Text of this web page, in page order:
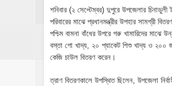
শনিবার (২ সেপ্টেম্বর) দুপুরে উপজেলার চিনাডুলী
পরিবারের মাঝে প্রধানমন্ত্রীর উপহার সামগ্রী
পশ্চিম বামনা বাঁধের উপরে গরু খামারিদের মাঝে
বস্তা গো খাদ্য, ২০ প্যাকেট শিশু খাদ্য ও ২০০
কেজি চাউল বিতরণ করেন।
ত্রাণ বিতরণকালে উপস্থিত ছিলেন, উপজেলা